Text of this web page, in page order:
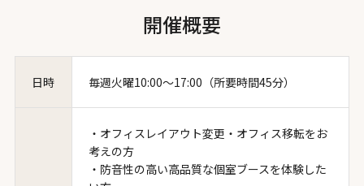
開催概要
日時 毎週火曜10:00～17:00（所要時間45分）
・オフィスレイアウト変更・オフィス移転をお
考えの方
・防音性の高い高品質な個室ブースを体験した